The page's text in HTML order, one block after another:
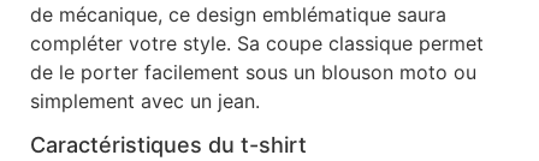
de mécanique, ce design emblématique saura
compléter votre style. Sa coupe classique permet
de le porter facilement sous un blouson moto ou
simplement avec un jean.
Caractéristiques du t-shirt